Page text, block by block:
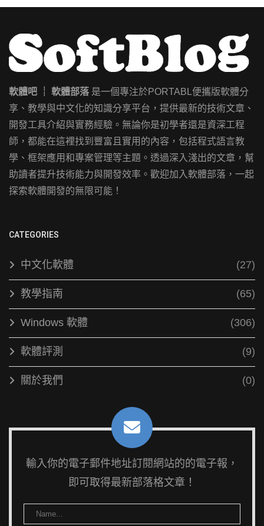
軟體吧 ┊ 軟體部落是一個專注於PORTABL便攜版軟體分
享、教學與中文化的知識分享平台，提供最新的技術文章、
開發工具介紹與實務經驗。無論你是初學者還是資深工程
師，都能在這裡找到豐富且實用的內容，包括程式語言教
學、框架應用和專案管理等主題。透過深入淺出的文章，幫
助讀者提升技術能力與開發效率。歡迎加入軟體部落，一起
探索軟體開發的無限可能！
CATEGORIES
中文化軟體 (27)
教學指南 (65)
Windows 軟體 (306)
軟體評測 (9)
關於我們 (0)
輸入你的電子郵件地址訂閱網站的的電子報，
即可取得最新部落格文章！